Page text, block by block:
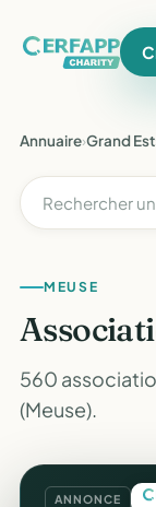
Annuaire›Grand Est
MEUSE
560
(Meuse).
ANNONCE